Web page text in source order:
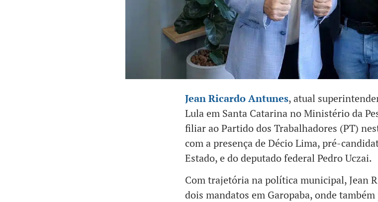
Jean Ricardo Antunes, atual
Lula em Santa Catarina no Ministério da
filiar ao Partido dos Trabalhadores (PT)
com a presença de Décio Lima, pré-
Estado, e do deputado federal Pedro Uczai.
Com trajetória na política municipal, Jean
dois mandatos em Garopaba, onde